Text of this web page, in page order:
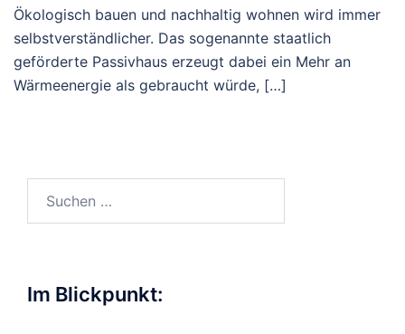
Ökologisch bauen und nachhaltig wohnen wird immer
selbstverständlicher. Das sogenannte staatlich
geförderte Passivhaus erzeugt dabei ein Mehr an
Wärmeenergie als gebraucht würde, […]
Im Blickpunkt: